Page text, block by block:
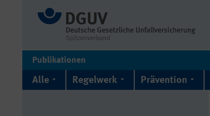
Publikationen
Alle Regelwerk Prävention